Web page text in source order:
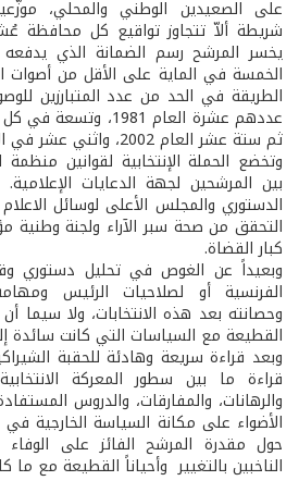
على الصعيدين الوطني والمحلي،
شريطة ألاّ تتجاوز تواقيع كل محافظة
يخسر المرشح رسم الضمانة الذي
الخمسة في الماية على الأقل من أصوات
الطريقة في الحد من عدد المتبارزين
ثم ستة عشر العام 2002، واثني عشر في الانتخابات الأخيرة.
وتخضع الحملة الإنتخابية لقوانين منظمة
بين المرشحين لجهة الدعايات
الدستوري والمجلس الأعلى لوسائل
التحقق من صحة سبر الآراء ولجنة
كبار القضاة.
وبعيداً عن الغوص في تحليل دستوري
الفرنسية أو لصلاحيات الرئيس
وحصانته بعد هذه الانتخابات، ولا سيما
القطيعة مع السياسات التي كانت سائدة
وبعد قراءة سريعة وهادئة للحقبة
قراءة ما بين سطور المعركة
والرهانات، والمفارقات، والدروس
الأضواء على مكانة السياسة الخارجية في
حول مقدرة المرشح الفائز على
الناخبين بالتغيير وأحياناً القطيعة مع ما